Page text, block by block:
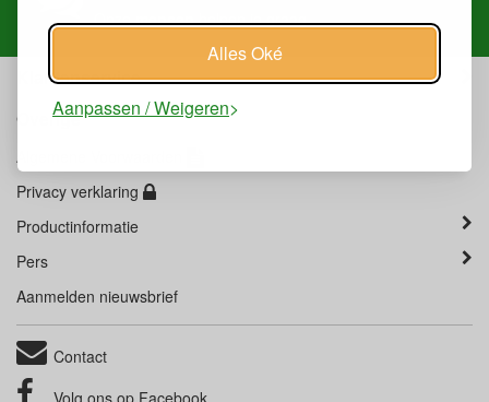
Alles Oké
Aanpassen / Weigeren
Onzemensenhelpen je graag.
Klantenservice
Overige
Algemene Voorwaarden
Privacy verklaring
Productinformatie
Pers
Aanmelden nieuwsbrief
Contact
Volg ons op Facebook